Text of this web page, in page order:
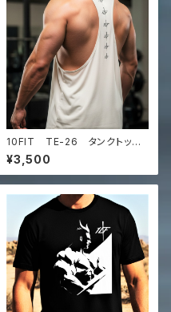
10FIT TE-26 タンクトッ
プ ストレッチ 筋トレ トレー
ニング 筋トレ 白 TANKTO
P
¥3,500